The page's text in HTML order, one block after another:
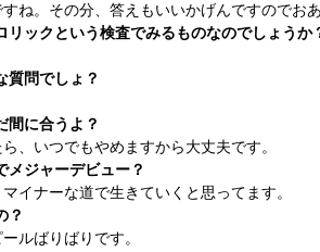
ね。その分、答えもいいかげんですのでおあ
リックという検査でみるものなのでしょうか
質問でしょ？
間に合うよ？
、いつでもやめますから大丈夫です。
メジャーデビュー？
イナーな道で生きていくと思ってます。
？
ルばりばりです。